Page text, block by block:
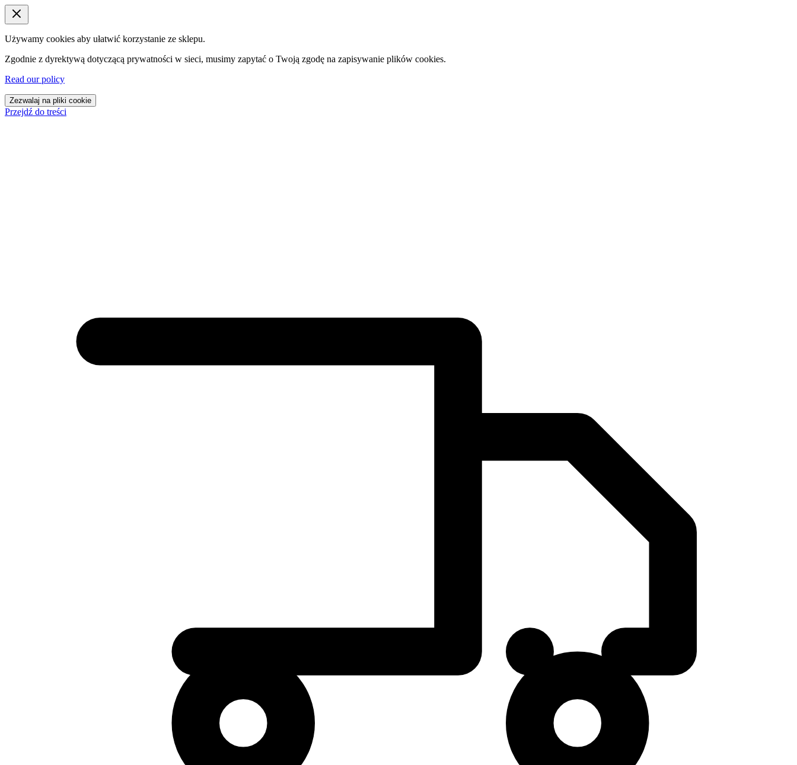
Używamy cookies aby ułatwić korzystanie ze sklepu.
Zgodnie z dyrektywą dotyczącą prywatności w sieci, musimy zapytać o Twoją zgodę na zapisywanie plików cookies.
Read our policy
Zezwalaj na pliki cookie
Przejdź do treści